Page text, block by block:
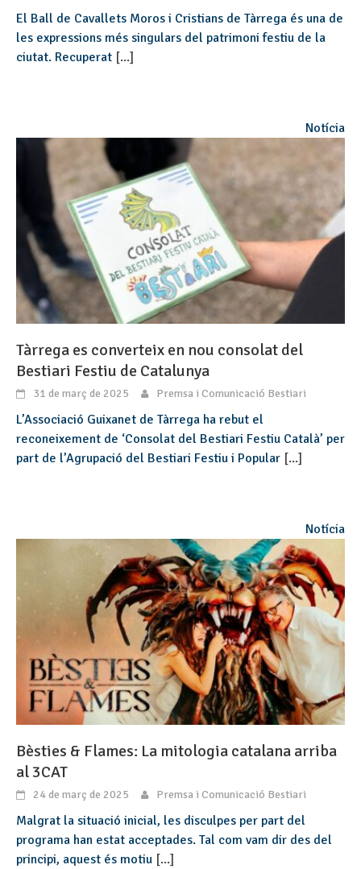
El Ball de Cavallets Moros i Cristians de Tàrrega és una de
les expressions més singulars del patrimoni festiu de la
ciutat. Recuperat [...]
Notícia
Tàrrega es converteix en nou consolat del
Bestiari Festiu de Catalunya
31 de març de 2025 Premsa i Comunicació Bestiari
L’Associació Guixanet de Tàrrega ha rebut el
reconeixement de ‘Consolat del Bestiari Festiu Català’ per
part de l’Agrupació del Bestiari Festiu i Popular [...]
Notícia
Bèsties & Flames: La mitologia catalana arriba
al 3CAT
24 de març de 2025 Premsa i Comunicació Bestiari
Malgrat la situació inicial, les disculpes per part del
programa han estat acceptades. Tal com vam dir des del
principi, aquest és motiu [...]